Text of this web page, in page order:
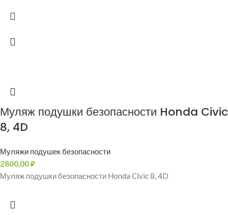
Муляж подушки безопасности Honda Civic
8, 4D
Муляжи подушек безопасности
2800,00₽
Муляж подушки безопасности Honda Civic 8, 4D